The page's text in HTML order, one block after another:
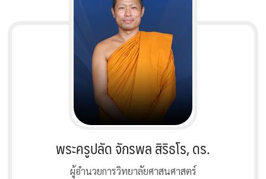
พระครูปลัด จักรพล สิริธโร, ดร.
ผู้อำนวยการวิทยาลัยศาสนศาสตร์